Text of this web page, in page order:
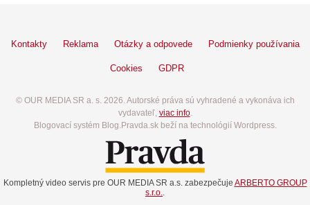
Kontakty Reklama Otázky a odpovede Podmienky používania
Cookies GDPR
© OUR MEDIA SR a. s. 2026. Autorské práva sú vyhradené a vykonáva ich
vydavateľ, viac info.
Blogovací systém Blog.Pravda.sk beží na technológií Wordpress.
Kompletný video servis pre OUR MEDIA SR a.s. zabezpečuje ARBERTO GROUP
s.r.o..